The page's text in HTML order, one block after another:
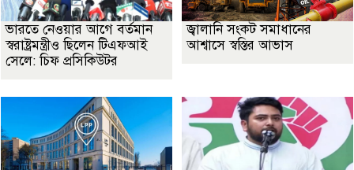
ভারতে নেওয়ার আগে বর্তমান
স্বরাষ্ট্রমন্ত্রীও ছিলেন টিএফআই
সেলে: চিফ প্রসিকিউটর
জ্বালানি সংকট সমাধানের
আশ্বাসে স্বস্তির আভাস